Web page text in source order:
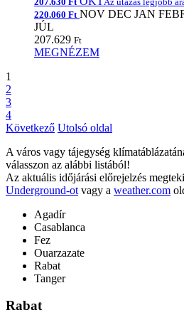
220.060 Ft NOV DEC JAN
JÚL
207.629 Ft
MEGNÉZEM
1
2
3
4
Következő Utolsó oldal
A város vagy tájegység
válasszon az alábbi listából!
Az aktuális időjárási előrejelzés
Underground-ot vagy a weather.com
Agadír
Casablanca
Fez
Ouarzazate
Rabat
Tanger
Rabat